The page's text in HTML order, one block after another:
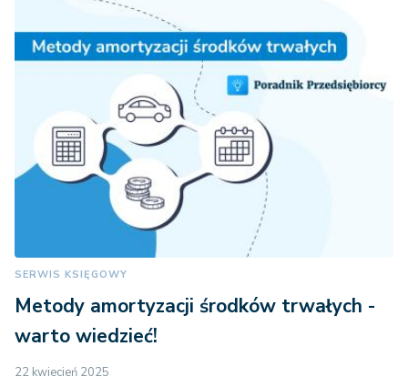
SERWIS KSIĘGOWY
Metody amortyzacji środków trwałych -
warto wiedzieć!
22 kwiecień 2025